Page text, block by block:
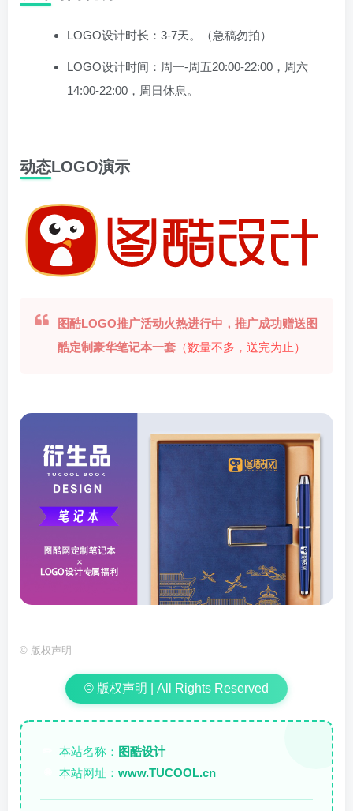
LOGO设计时长：3-7天。（急稿勿拍）
LOGO设计时间：周一-周五20:00-22:00，周六
14:00-22:00，周日休息。
动态LOGO演示
图酷LOGO推广活动火热进行中，推广成功赠送图
酷定制豪华笔记本一套 （数量不多，送完为止）
© 版权声明
© 版权声明 | All Rights Reserved
本站名称： 图酷设计
本站网址： www.TUCOOL.cn